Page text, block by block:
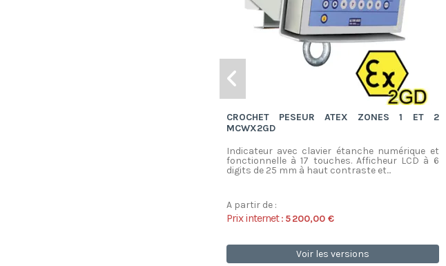
CROCHET PESEUR ATEX ZONES 1 ET 2
MCWX2GD
Indicateur avec clavier étanche numérique et
fonctionnelle à 17 touches. Afficheur LCD à 6
digits de 25 mm à haut contraste et...
A partir de :
Prix internet : 5 200,00 €
Voir les versions